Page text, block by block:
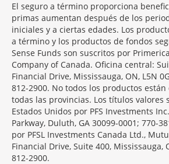
El seguro a término proporciona
primas aumentan después de los
iniciales y a ciertas edades. Los
a término y los productos de fondos
Sense Funds son suscritos por
Company of Canada. Oficina central:
Financial Drive, Mississauga, ON, L5N
812-2900. No todos los productos
todas las provincias. Los títulos valores
Estados Unidos por PFS Investments
Parkway, Duluth, GA 30099-0001; 770-
por PFSL Investments Canada Ltd.,
Financial Drive, Suite 400, Mississauga,
812-2900.